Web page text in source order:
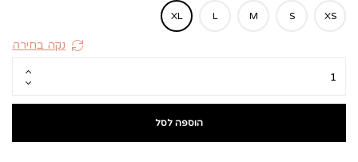
XS
S
M
L
XL
נקה בחירה
הוספה לסל